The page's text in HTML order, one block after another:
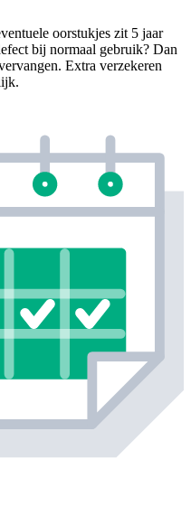
oorstukjes zit 5 jaar
bij normaal gebruik? Dan
Extra verzekeren